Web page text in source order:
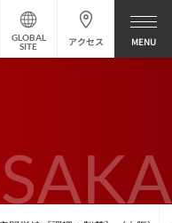
アクセス
GLOBAL
SITE